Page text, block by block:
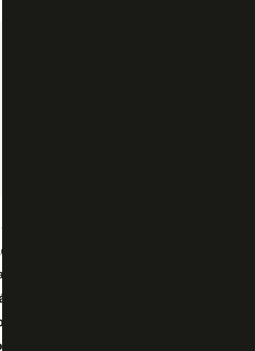
Palmeiras e os empresários do
O Danilo está acertado com
ele. Portanto, esse acordo entre
correto. O movimento do Danilo não
Brasileiro, é porque o Danilo se
jogado.